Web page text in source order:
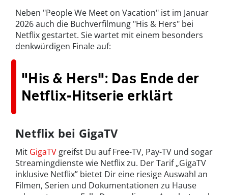
Neben "People We Meet on Vacation" ist im Januar
2026 auch die Buchverfilmung "His & Hers" bei
Netflix gestartet. Sie wartet mit einem besonders
denkwürdigen Finale auf:
"His & Hers": Das Ende der
Netflix-Hitserie erklärt
Netflix bei GigaTV
Mit GigaTV greifst Du auf Free-TV, Pay-TV und sogar
Streamingdienste wie Netflix zu. Der Tarif „GigaTV
inklusive Netflix” bietet Dir eine riesige Auswahl an
Filmen, Serien und Dokumentationen zu Hause